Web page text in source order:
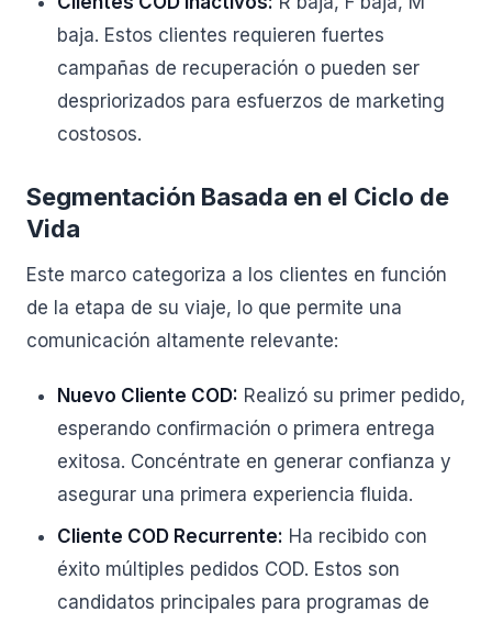
baja. Estos clientes requieren fuertes
campañas de recuperación o pueden ser
despriorizados para esfuerzos de marketing
costosos.
Segmentación Basada en el Ciclo de
Vida
Este marco categoriza a los clientes en función
de la etapa de su viaje, lo que permite una
comunicación altamente relevante:
Nuevo Cliente COD: Realizó su primer pedido,
esperando confirmación o primera entrega
exitosa. Concéntrate en generar confianza y
asegurar una primera experiencia fluida.
Cliente COD Recurrente: Ha recibido con
éxito múltiples pedidos COD. Estos son
candidatos principales para programas de